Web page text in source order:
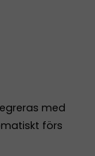
med
förs